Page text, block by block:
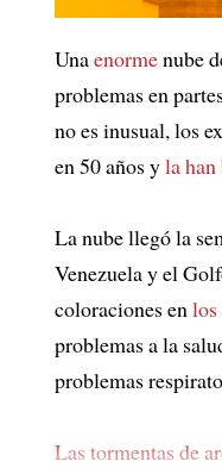
Unaenormenube
problemas en
no es inusual, los
en 50 años yla
La nube llegó la
Venezuela y el
coloraciones enlos
problemas a la
problemas
Las tormentas de